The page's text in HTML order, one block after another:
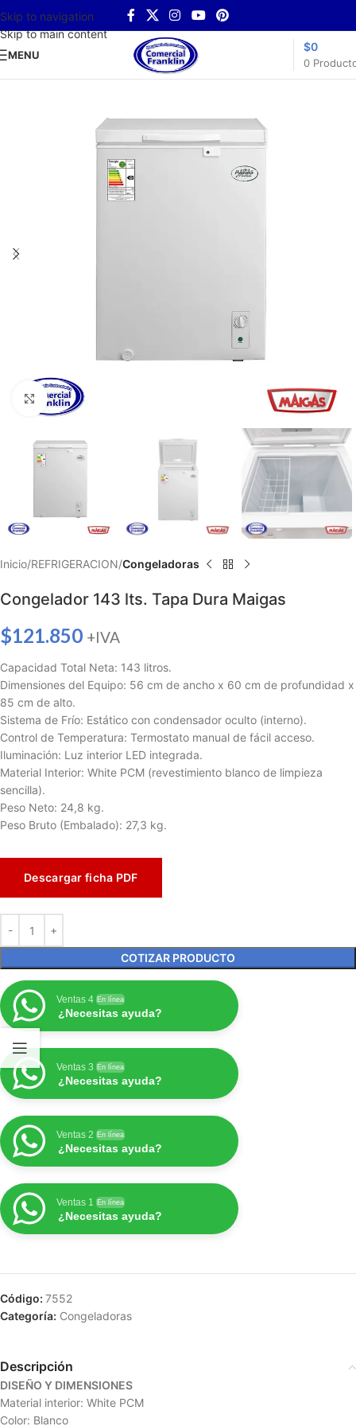
Skip to navigation
Skip to main content
MENU
0
$0
Haga clic para ampliar
Inicio REFRIGERACION Congeladoras
Congelador 143 lts. Tapa Dura Maigas
$121.850 +IVA
Capacidad Total Neta: 143 litros.
Dimensiones del Equipo: 56 cm de ancho x 60 cm de profundidad x
85 cm de alto.
Sistema de Frío: Estático con condensador oculto (interno).
Control de Temperatura: Termostato manual de fácil acceso.
Iluminación: Luz interior LED integrada.
Material Interior: White PCM (revestimiento blanco de limpieza
sencilla).
Peso Neto: 24,8 kg.
Peso Bruto (Embalado): 27,3 kg.
Descargar ficha PDF
COTIZAR PRODUCTO
Ventas 4 En línea
¿Necesitas ayuda?
Ventas 3 En línea
¿Necesitas ayuda?
Ventas 2 En línea
¿Necesitas ayuda?
Ventas 1 En línea
¿Necesitas ayuda?
Código: 7552
Categoría: Congeladoras
Descripción
DISEÑO Y DIMENSIONES
Material interior: White PCM
Color: Blanco